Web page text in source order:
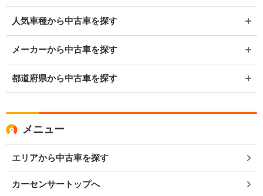
人気車種から中古車を探す
メーカーから中古車を探す
都道府県から中古車を探す
メニュー
エリアから中古車を探す
カーセンサートップへ